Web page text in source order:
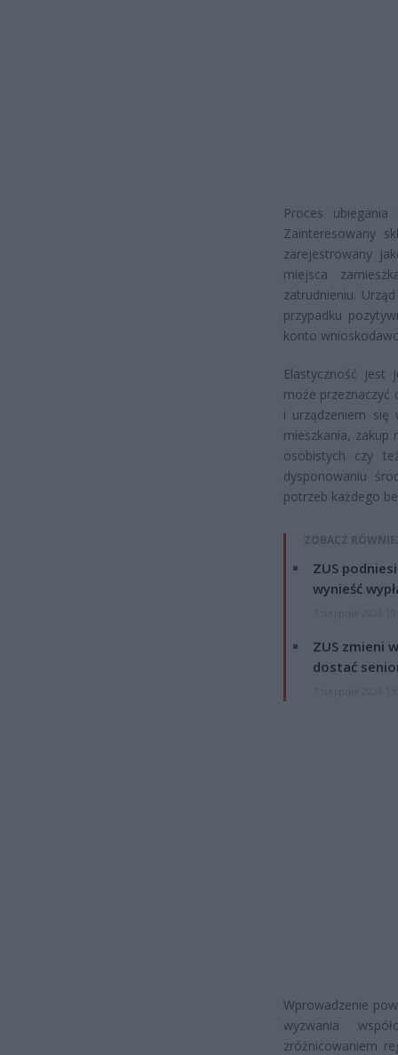
Proces
Zainteresowany
zarejestrowany
miejsca
zatrudnieniu.
przypadku
konto
Elastyczność jest
może przeznaczyć
i urządzeniem się
mieszkania,
osobistych czy
dysponowaniu
potrzeb każdego
ZOBACZ
ZUS
wynieść
ZUS zmieni
dostać
Wprowadzenie
wyzwania
zróżnicowaniem